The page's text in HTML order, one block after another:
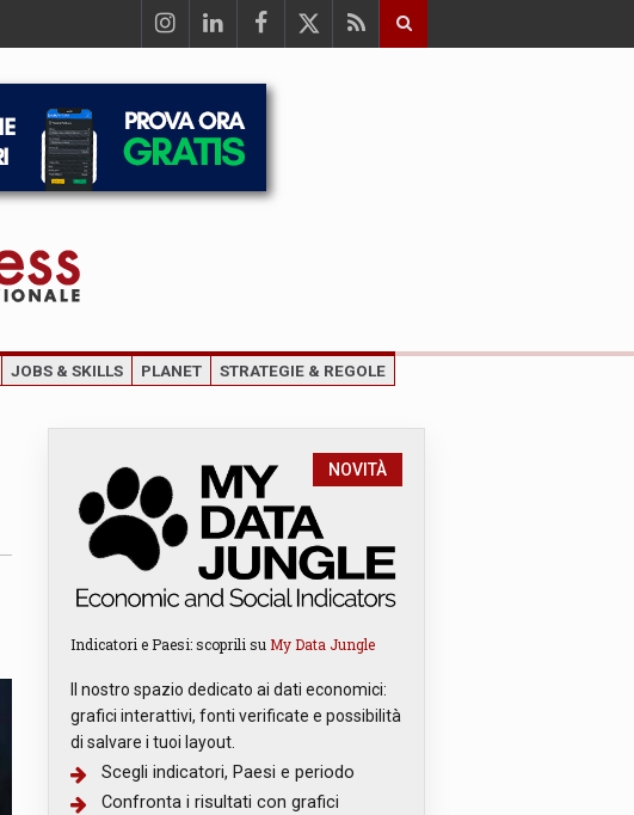
JOBS & SKILLS PLANET STRATEGIE & REGOLE
NOVITÀ
Indicatori e Paesi: scoprili su My Data Jungle
Il nostro spazio dedicato ai dati economici:
grafici interattivi, fonti verificate e possibilità
di salvare i tuoi layout.
Scegli indicatori, Paesi e periodo
Confronta i risultati con grafici